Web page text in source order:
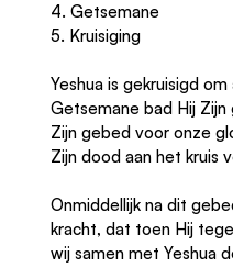
4. Getsemane
5. Kruisiging
Yeshua is gekruisigd
Getsemane bad Hij
Zijn gebed voor onze
Zijn dood aan het kruis
Onmiddellijk na dit
kracht, dat toen Hij
wij samen met Yeshua